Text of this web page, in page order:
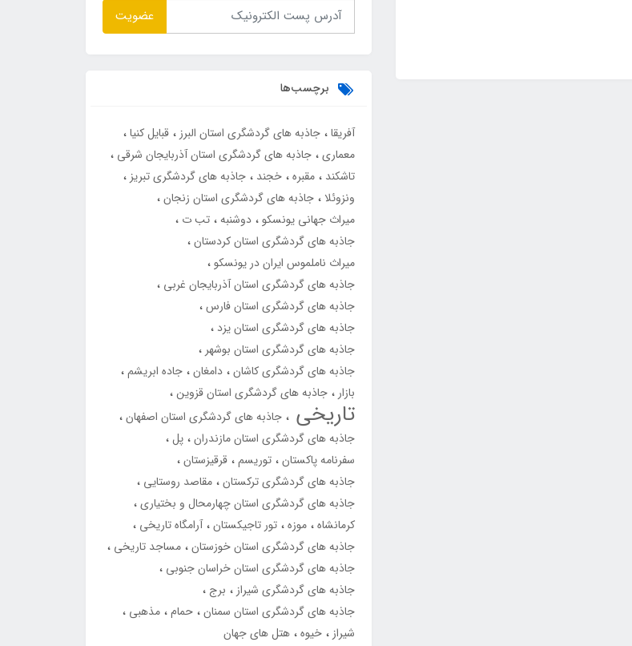
عضویت
برچسب‌ها
آفریقا جاذبه های گردشگری استان البرز قبایل کنیا
معماری جاذبه های گردشگری استان آذربایجان شرقی
تاشکند مقبره خجند جاذبه های گردشگری تبریز
ونزوئلا جاذبه های گردشگری استان زنجان
میراث جهانی یونسکو دوشنبه تب ت
جاذبه های گردشگری استان کردستان
میراث ناملموس ایران در یونسکو
جاذبه های گردشگری استان آذربایجان غربی
جاذبه های گردشگری استان فارس
جاذبه های گردشگری استان یزد
جاذبه های گردشگری استان بوشهر
جاذبه های گردشگری کاشان دامغان جاده ابریشم
بازار جاذبه های گردشگری استان قزوین
تاریخی جاذبه های گردشگری استان اصفهان
جاذبه های گردشگری استان مازندران پل
سفرنامه پاکستان توریسم قرقیزستان
جاذبه های گردشگری ترکستان مقاصد روستایی
جاذبه های گردشگری استان چهارمحال و بختیاری
کرمانشاه موزه تور تاجیکستان آرامگاه تاریخی
جاذبه های گردشگری استان خوزستان مساجد تاریخی
جاذبه های گردشگری استان خراسان جنوبی
جاذبه های گردشگری شیراز برج
جاذبه های گردشگری استان سمنان حمام مذهبی
شیراز خیوه هتل های جهان